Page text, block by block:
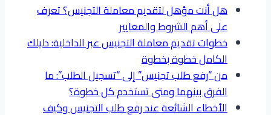
هل أنت مؤهل لتقديم معاملة التجنيس؟ تعرف
على أهم الشروط والمعايير
خطوات تقديم معاملة التجنيس عبر الداخلية: دليلك
الكامل خطوة بخطوة
من “رفع طلب تجنيس” إلى “تسجيل الطلب”: ما
الفرق بينهما ومتى تستخدم كل خطوة؟
الأخطاء الشائعة عند رفع طلب التجنيس وكيف